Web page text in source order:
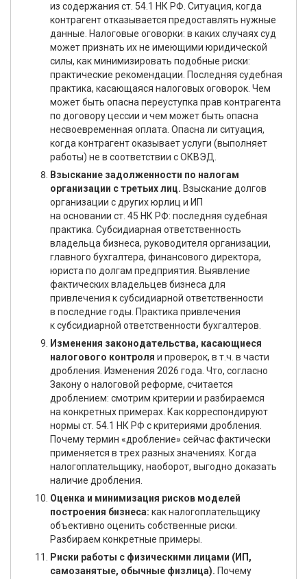
из содержания ст. 54.1 НК РФ. Ситуация, когда
контрагент отказывается предоставлять нужные
данные. Налоговые оговорки: в каких случаях суд
может признать их не имеющими юридической
силы, как минимизировать подобные риски:
практические рекомендации. Последняя судебная
практика, касающаяся налоговых оговорок. Чем
может быть опасна переуступка прав контрагента
по договору цессии и чем может быть опасна
несвоевременная оплата. Опасна ли ситуация,
когда контрагент оказывает услуги (выполняет
работы) не в соответствии с ОКВЭД.
Взыскание задолженности по налогам
организации с третьих лиц. Взыскание долгов
организации с других юрлиц и ИП
на основании ст. 45 НК РФ: последняя судебная
практика. Субсидиарная ответственность
владельца бизнеса, руководителя организации,
главного бухгалтера, финансового директора,
юриста по долгам предприятия. Выявление
фактических владельцев бизнеса для
привлечения к субсидиарной ответственности
в последние годы. Практика привлечения
к субсидиарной ответственности бухгалтеров.
Изменения законодательства, касающиеся
налогового контроля и проверок, в т.ч. в части
дробления. Изменения 2026 года. Что, согласно
Закону о налоговой реформе, считается
дроблением: смотрим критерии и разбираемся
на конкретных примерах. Как корреспондируют
нормы ст. 54.1 НК РФ с критериями дробления.
Почему термин «дробление» сейчас фактически
применяется в трех разных значениях. Когда
налогоплательщику, наоборот, выгодно доказать
наличие дробления.
Оценка и минимизация рисков моделей
построения бизнеса: как налогоплательщику
объективно оценить собственные риски.
Разбираем конкретные примеры.
Риски работы с физическими лицами (ИП,
самозанятые, обычные физлица). Почему